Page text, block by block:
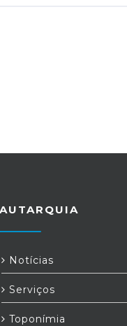
caso ainda não
AUTARQUIA
Notícias
Serviços
Toponímia